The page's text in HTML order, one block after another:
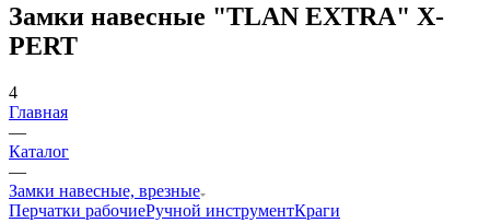
Замки навесные "TLAN EXTRA" X-
PERT
4
Главная
—
Каталог
—
Замки навесные, врезные
Перчатки рабочиеРучной инструментКраги